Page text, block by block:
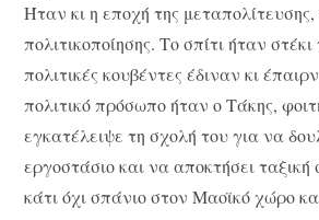
Ήταν κι η εποχή της μεταπολίτευσης,
πολιτικοποίησης. Το σπίτι ήταν
πολιτικές κουβέντες έδιναν κι
πολιτικό πρόσωπο ήταν ο Τάκης,
εγκατέλειψε τη σχολή του για να
εργοστάσιο και να αποκτήσει
κάτι όχι σπάνιο στον Μαοϊκό χώρο